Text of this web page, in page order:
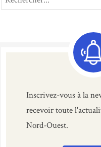
for:
Inscrivez-vous à la
recevoir toute
Nord-Ouest.